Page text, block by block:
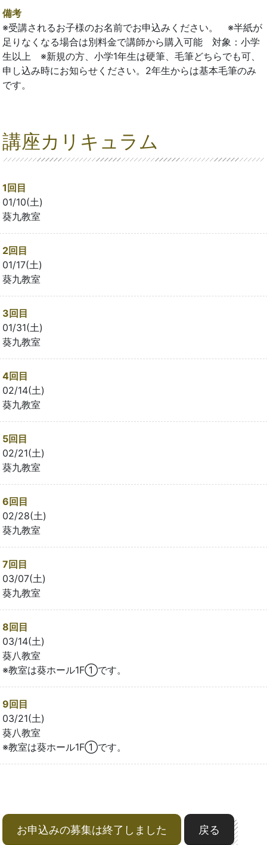
備考
※受講されるお子様のお名前でお申込みください。 ※半紙が
足りなくなる場合は別料金で講師から購入可能 対象：小学
生以上 ※新規の方、小学1年生は硬筆、毛筆どちらでも可、
申し込み時にお知らせください。2年生からは基本毛筆のみ
です。
講座カリキュラム
1回目
01/10(土)
葵九教室
2回目
01/17(土)
葵九教室
3回目
01/31(土)
葵九教室
4回目
02/14(土)
葵九教室
5回目
02/21(土)
葵九教室
6回目
02/28(土)
葵九教室
7回目
03/07(土)
葵九教室
8回目
03/14(土)
葵八教室
※教室は葵ホール1F①です。
9回目
03/21(土)
葵八教室
※教室は葵ホール1F①です。
お申込みの募集は終了しました 戻る